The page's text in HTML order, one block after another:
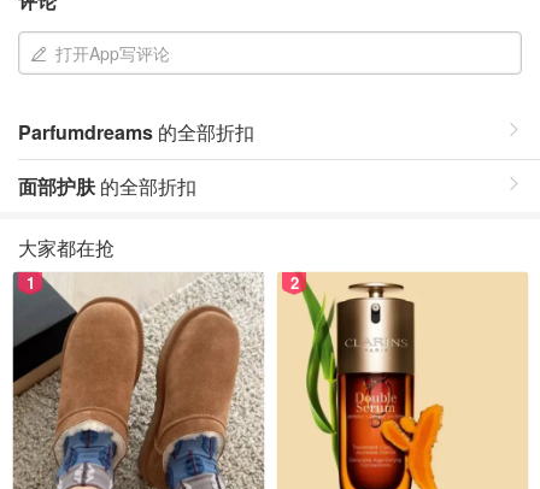
打开App写评论
Parfumdreams 的全部折扣
面部护肤的全部折扣
大家都在抢
1 2